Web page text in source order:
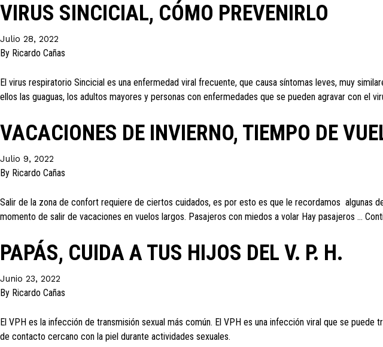
VIRUS SINCICIAL, CÓMO PREVENIRLO
Julio 28, 2022
By Ricardo Cañas
El virus respiratorio Sincicial es una enfermedad viral frecuente, que causa síntomas leves, muy
ellos las guaguas, los adultos mayores y personas con enfermedades que se pueden agravar con el
VACACIONES DE INVIERNO, TIEMPO DE
Julio 9, 2022
By Ricardo Cañas
Salir de la zona de confort requiere de ciertos cuidados, es por esto es que le recordamos algunas
momento de salir de vacaciones en vuelos largos. Pasajeros con miedos a volar Hay pasajeros …
PAPÁS, CUIDA A TUS HIJOS DEL V. P. H.
Junio 23, 2022
By Ricardo Cañas
El VPH es la infección de transmisión sexual más común. El VPH es una infección viral que se
de contacto cercano con la piel durante actividades sexuales.